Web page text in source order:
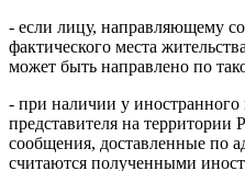
- если лицу, направляющему
фактического места
может быть направлено по
- при наличии у иностранного
представителя на территории
сообщения, доставленные по
считаются полученными